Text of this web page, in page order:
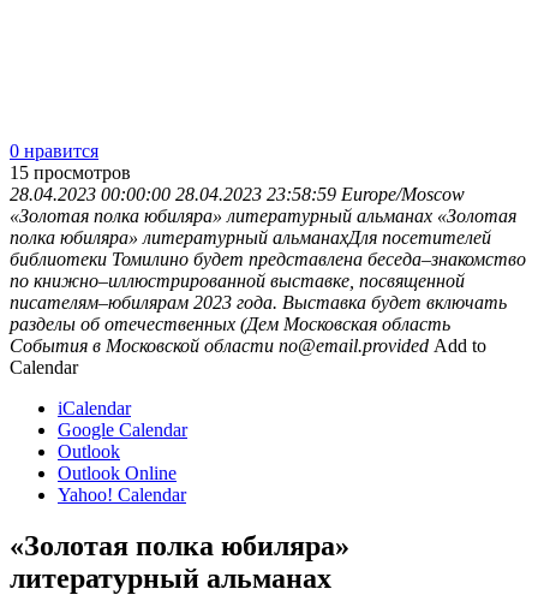
0 нравится
15 просмотров
28.04.2023 00:00:00 28.04.2023 23:58:59 Europe/Moscow
«Золотая полка юбиляра» литературный альманах «Золотая
полка юбиляра» литературный альманахДля посетителей
библиотеки Томилино будет представлена беседа–знакомство
по книжно–иллюстрированной выставке, посвященной
писателям–юбилярам 2023 года. Выставка будет включать
разделы об отечественных (Дем Московская область
События в Московской области no@email.provided Add to
Calendar
iCalendar
Google Calendar
Outlook
Outlook Online
Yahoo! Calendar
«Золотая полка юбиляра»
литературный альманах